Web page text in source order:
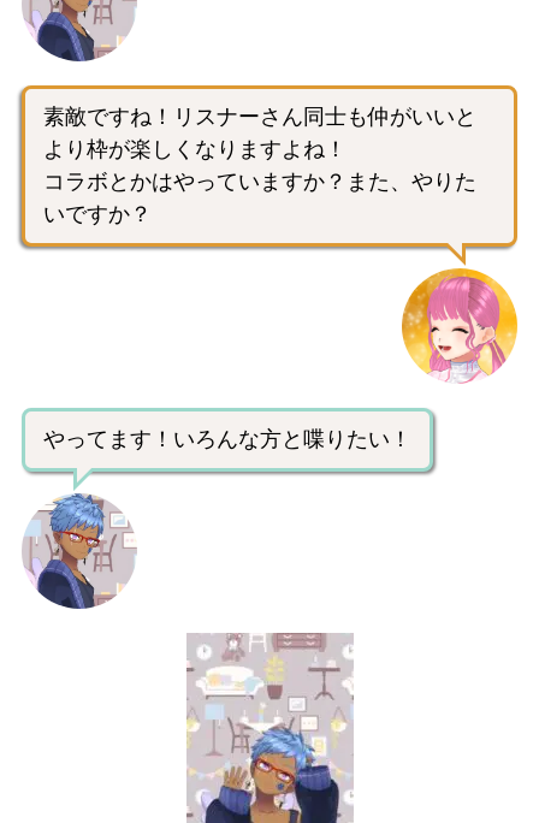
素敵ですね！リスナーさん同士も仲がいいと
より枠が楽しくなりますよね！
コラボとかはやっていますか？また、やりた
いですか？
やってます！いろんな方と喋りたい！